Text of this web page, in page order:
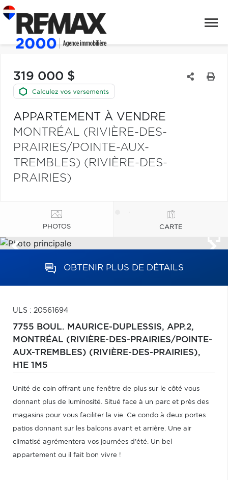
319 000 $
APPARTEMENT À VENDRE
MONTRÉAL (RIVIÈRE-DES-
PRAIRIES/POINTE-AUX-
TREMBLES) (RIVIÈRE-DES-
PRAIRIES)
PHOTOS CARTE
OBTENIR PLUS DE DÉTAILS
ULS : 20561694
7755 BOUL. MAURICE-DUPLESSIS, APP.2,
MONTRÉAL (RIVIÈRE-DES-PRAIRIES/POINTE-
AUX-TREMBLES) (RIVIÈRE-DES-PRAIRIES),
H1E 1M5
Unité de coin offrant une fenêtre de plus sur le côté vous
donnant plus de luminosité. Situé face à un parc et près des
magasins pour vous faciliter la vie. Ce condo à deux portes
patios donnant sur les balcons avant et arrière. Une air
climatisé agrémentera vos journées d'été. Un bel
appartement ou il fait bon vivre !